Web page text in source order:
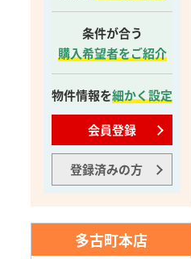
条件が合う
購入希望者をご紹介
物件情報を細かく設定
会員登録
登録済みの方
多古町本店